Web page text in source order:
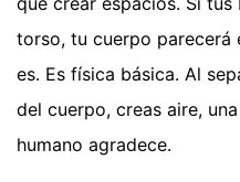
torso, tu cuerpo parecerá
es. Es física básica. Al
del cuerpo, creas aire,
humano agradece.